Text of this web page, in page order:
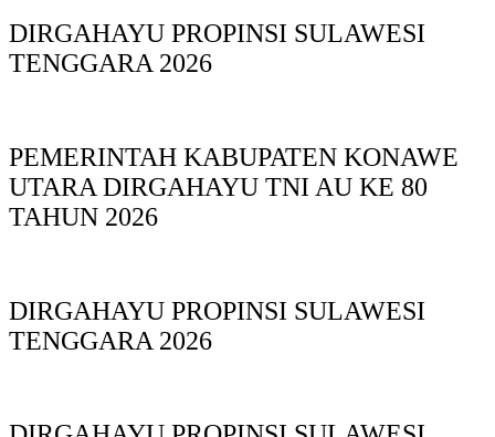
DIRGAHAYU PROPINSI SULAWESI
TENGGARA 2026
PEMERINTAH KABUPATEN KONAWE
UTARA DIRGAHAYU TNI AU KE 80
TAHUN 2026
DIRGAHAYU PROPINSI SULAWESI
TENGGARA 2026